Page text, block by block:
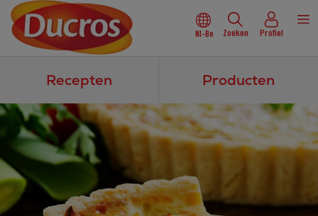
Nl-Be Zoeken Profiel
Recepten Producten